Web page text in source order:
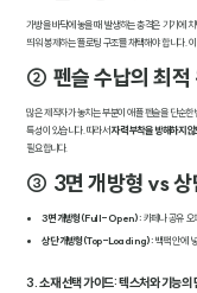
가방을 바닥에 놓을 때 발생하는 충격은 기기에
띄워 봉제하는 '플로팅 구조'를 채택해야 합니다.
② 펜슬 수납의 최적
많은 제작자가 놓치는 부분이 애플 펜슬을 단순
특성이 있습니다. 따라서자력 부착을 방해하지
필요합니다.
③ 3면 개방형 vs 상
3면 개방형(Full-Open): 카페나 공유 오
상단 개방형(Top-Loading): 백팩 안에
3. 소재 선택 가이드: 텍스처와 기능의